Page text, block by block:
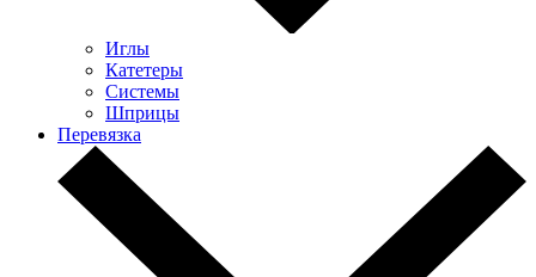
Иглы
Катетеры
Системы
Шприцы
Перевязка